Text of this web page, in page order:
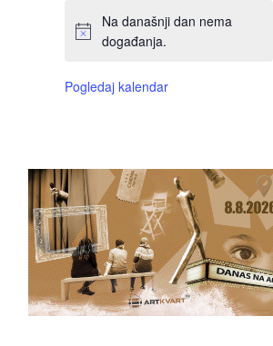
Na današnji dan nema
događanja.
Pogledaj kalendar